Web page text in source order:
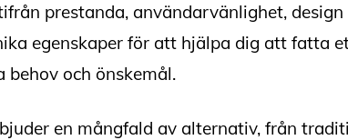
prestanda, användarvänlighet,
egenskaper för att hjälpa dig att fatta
behov och önskemål.
en mångfald av alternativ, från